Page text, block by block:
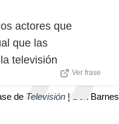
actores que
que las
televisión
Ver frase
de Televisión | Ben Barnes